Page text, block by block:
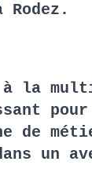
Rodez.
la
de
un